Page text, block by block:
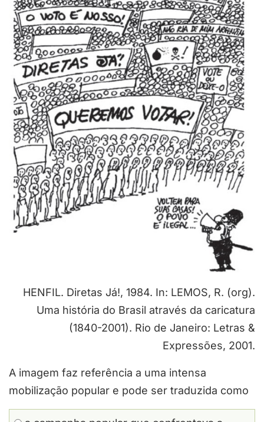
HENFIL. Diretas Já!, 1984. In: LEMOS, R. (org).
Uma história do Brasil através da caricatura
(1840-2001). Rio de Janeiro: Letras &
Expressões, 2001.
A imagem faz referência a uma intensa
mobilização popular e pode ser traduzida como